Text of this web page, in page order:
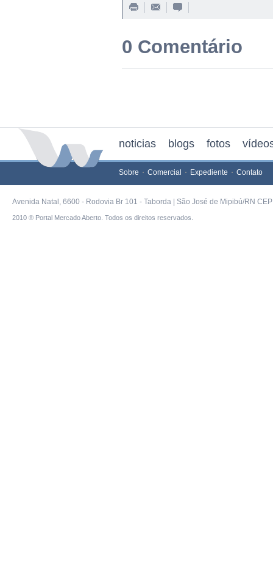
0 Comentário
noticias blogs fotos
Sobre Comercial Expediente Contato
Avenida Natal, 6600 - Rodovia Br 101 - Taborda | São José de Mipibú/RN
2010 ® Portal Mercado Aberto. Todos os direitos reservados.